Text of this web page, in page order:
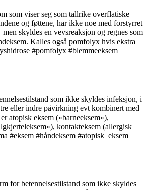
som viser seg som tallrike overflatiske
og føttene, har ikke noe med forstyrret
skyldes en vevsreaksjon og regnes som
Kalles også pomfolyx hvis ekstra
#pomfolyx #blemmeeksem
som ikke skyldes infeksjon, i
eller indre påvirkning evt kombinert med
atopisk eksem («barneeksem»),
kontakteksem (allergisk
#eksem #håndeksem #atopisk_eksem
for betennelsestilstand som ikke skyldes